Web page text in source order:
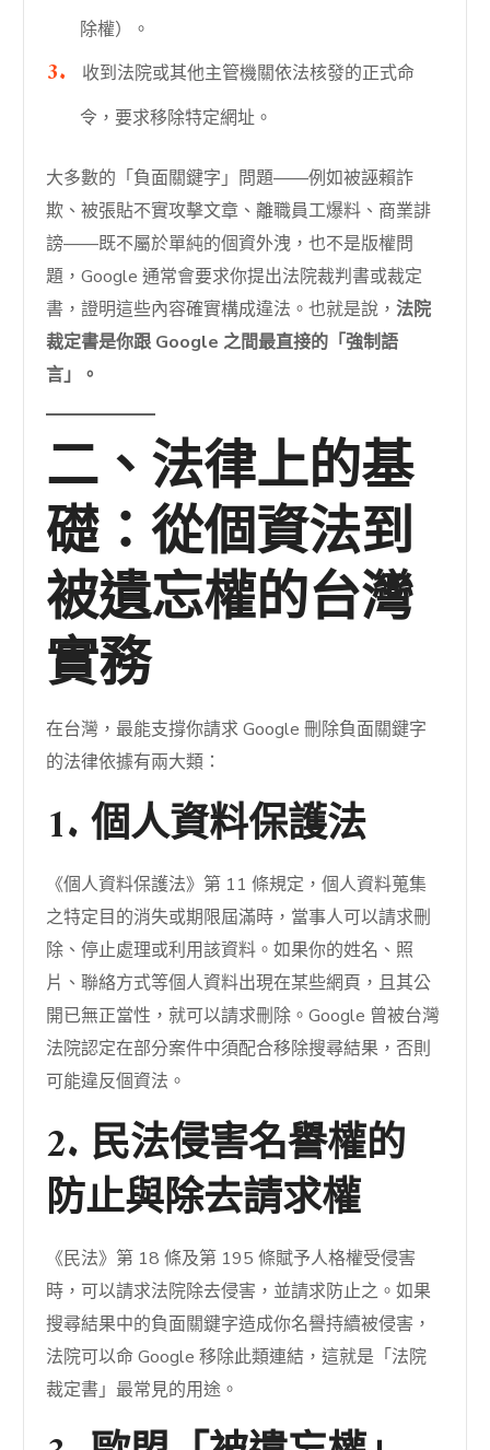
除權）。
收到法院或其他主管機關依法核發的正式命
令，要求移除特定網址。
大多數的「負面關鍵字」問題——例如被誣賴詐
欺、被張貼不實攻擊文章、離職員工爆料、商業誹
謗——既不屬於單純的個資外洩，也不是版權問
題，Google 通常會要求你提出法院裁判書或裁定
書，證明這些內容確實構成違法。也就是說，法院
裁定書是你跟 Google 之間最直接的「強制語
言」。
二、法律上的基
礎：從個資法到
被遺忘權的台灣
實務
在台灣，最能支撐你請求 Google 刪除負面關鍵字
的法律依據有兩大類：
1. 個人資料保護法
《個人資料保護法》第 11 條規定，個人資料蒐集
之特定目的消失或期限屆滿時，當事人可以請求刪
除、停止處理或利用該資料。如果你的姓名、照
片、聯絡方式等個人資料出現在某些網頁，且其公
開已無正當性，就可以請求刪除。Google 曾被台灣
法院認定在部分案件中須配合移除搜尋結果，否則
可能違反個資法。
2. 民法侵害名譽權的
防止與除去請求權
《民法》第 18 條及第 195 條賦予人格權受侵害
時，可以請求法院除去侵害，並請求防止之。如果
搜尋結果中的負面關鍵字造成你名譽持續被侵害，
法院可以命 Google 移除此類連結，這就是「法院
裁定書」最常見的用途。